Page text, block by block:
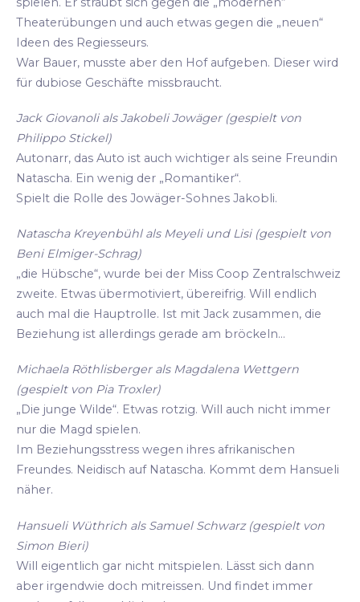
Theaterübungen und auch etwas gegen die „neuen“
Ideen des Regiesseurs.
War Bauer, musste aber den Hof aufgeben. Dieser wird
für dubiose Geschäfte missbraucht.
Jack Giovanoli als Jakobeli Jowäger (gespielt von
Philippo Stickel)
Autonarr, das Auto ist auch wichtiger als seine Freundin
Natascha. Ein wenig der „Romantiker“.
Spielt die Rolle des Jowäger-Sohnes Jakobli.
Natascha Kreyenbühl als Meyeli und Lisi (gespielt von
Beni Elmiger-Schrag)
„die Hübsche“, wurde bei der Miss Coop Zentralschweiz
zweite. Etwas übermotiviert, übereifrig. Will endlich
auch mal die Hauptrolle. Ist mit Jack zusammen, die
Beziehung ist allerdings gerade am bröckeln...
Michaela Röthlisberger als Magdalena Wettgern
(gespielt von Pia Troxler)
„Die junge Wilde“. Etwas rotzig. Will auch nicht immer
nur die Magd spielen.
Im Beziehungsstress wegen ihres afrikanischen
Freundes. Neidisch auf Natascha. Kommt dem Hansueli
näher.
Hansueli Wüthrich als Samuel Schwarz (gespielt von
Simon Bieri)
Will eigentlich gar nicht mitspielen. Lässt sich dann
aber irgendwie doch mitreissen. Und findet immer